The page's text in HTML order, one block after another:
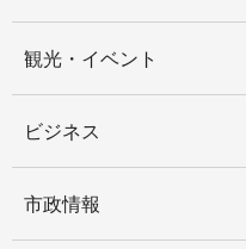
観光・イベント
ビジネス
市政情報